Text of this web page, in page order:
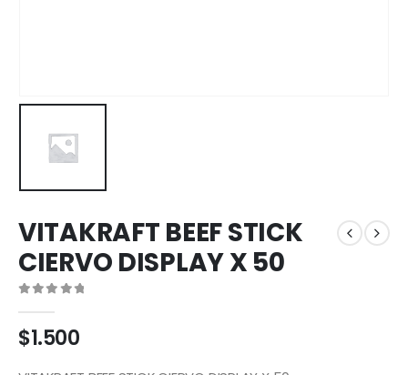
VITAKRAFT BEEF STICK
CIERVO DISPLAY X 50
$1.500